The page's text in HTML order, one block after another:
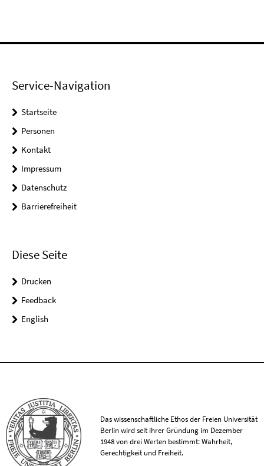
Service-Navigation
Startseite
Personen
Kontakt
Impressum
Datenschutz
Barrierefreiheit
Diese Seite
Drucken
Feedback
English
Das wissenschaftliche Ethos der Freien Universität
Berlin wird seit ihrer Gründung im Dezember
1948 von drei Werten bestimmt: Wahrheit,
Gerechtigkeit und Freiheit.